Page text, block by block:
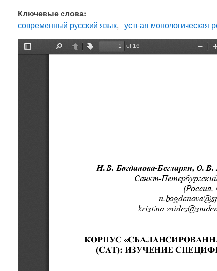
Ключевые слова:
современный русский язык
устная монологическая